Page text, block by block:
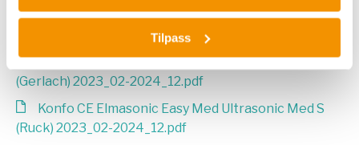
Tilpass
Konfo CE Elmasonic EASY 30 Einbau (Fielmann)
Konfo CE Elmasonic Easy Med Podo Med 1
(Gerlach) 2023_02-2024_12.pdf
Konfo CE Elmasonic Easy Med Ultrasonic Med S
(Ruck) 2023_02-2024_12.pdf